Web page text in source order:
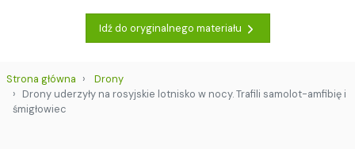
Idź do oryginalnego materiału
Strona główna
Drony
Drony uderzyły na rosyjskie lotnisko w nocy. Trafili samolot-amfibię i
śmigłowiec